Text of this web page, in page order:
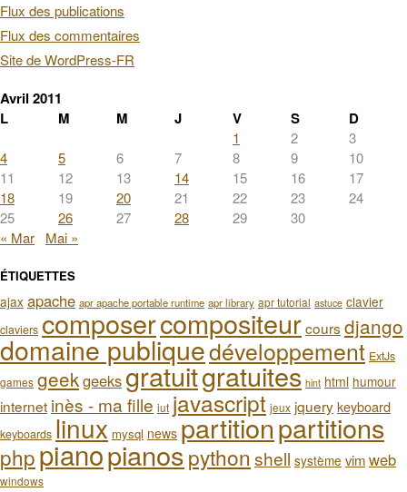
Flux des publications
Flux des commentaires
Site de WordPress-FR
Avril 2011
L
M M J V S D
1 2
3
4
5 6 7 8 9
10
11
12 13 14 15 16
17
18
19 20 21 22 23
24
25
26 27 28 29
30
« Mar
Mai »
ÉTIQUETTES
ajax apache apr apache portable runtime apr library apr tutorial astuce clavier
claviers composercompositeurcours django
domaine publiquedéveloppement ExtJs
games geekgeeksgratuitgratuites hint html humour
internet inès - ma fille iut javascript jeux jquerykeyboard
keyboards linux mysql news partitionpartitions
phppianopianospython shell système vimweb
windows